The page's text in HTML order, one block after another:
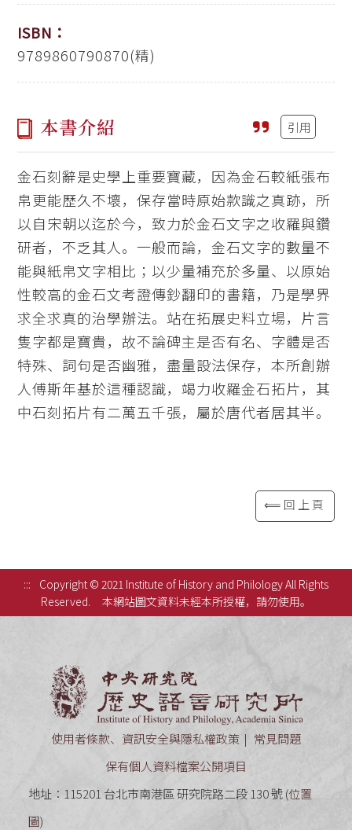
ISBN：
9789860790870(精)
本書介紹 引用
金石刻辭是史學上重要寶藏，因為金石較紙張布
帛更能歷久不壞，保存當時原始款識之真跡，所
以自宋朝以迄於今，致力於金石文字之收羅與鑽
研者，不乏其人。一般而論，金石文字的數量不
能與紙帛文字相比；以少量補充於多量、以原始
性較高的金石文考證傳鈔翻印的書籍，乃是學界
求全求真的治學辦法。站在拓展史料立場，片言
隻字都是寶貴，故不論碑主是否有名、字體是否
特殊、詞句是否幽雅，盡量設法保存，本所創辦
人傅斯年基於這種認識，竭力收羅金石拓片，其
中石刻拓片有二萬五千張，屬於唐代者居其半。
⟸回上頁
:::
Copyright © 2021 Institute of History and Philology All Rights
Reserved.
本網站圖文資料未經本所授權，請勿使用。
使用者條款、資訊安全與隱私權政策
常見問題
保有個人資料檔案公開項目
地址：115201 台北市南港區 研究院路二段 130 號 (位置
圖)